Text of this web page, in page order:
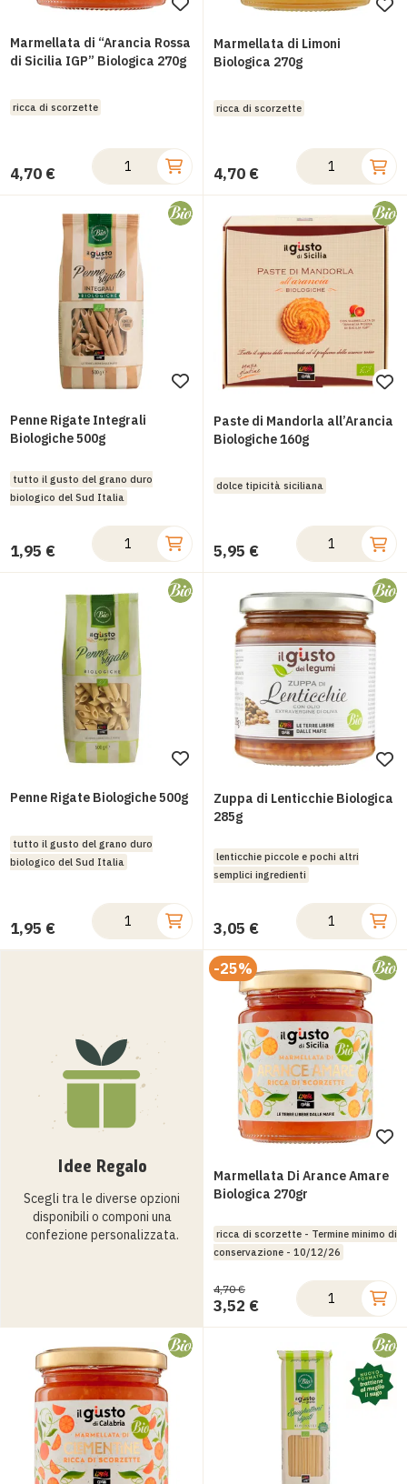
Aggiungi
alla
lista
Marmellata di “Arancia Rossa
di Sicilia IGP” Biologica 270g
ricca di scorzette
4,70 €
Marmellata di Limoni
Biologica 270g
ricca di scorzette
4,70 €
Aggiungi
Penne Rigate Integrali
Biologiche 500g
tutto il gusto del grano duro
biologico del Sud Italia
1,95 €
Paste di Mandorla all’Arancia
Biologiche 160g
dolce tipicità siciliana
5,95 €
Aggiungi
alla
Penne Rigate Biologiche 500g
tutto il gusto del grano duro
biologico del Sud Italia
1,95 €
Zuppa di Lenticchie Biologica
285g
lenticchie piccole e pochi altri
semplici ingredienti
3,05 €
Idee Regalo
Scegli tra le diverse opzioni
disponibili o componi una
confezione personalizzata.
Marmellata Di Arance Amare
Biologica 270gr
ricca di scorzette - Termine minimo di
conservazione - 10/12/26
-25%
3,52 €
4,70 €